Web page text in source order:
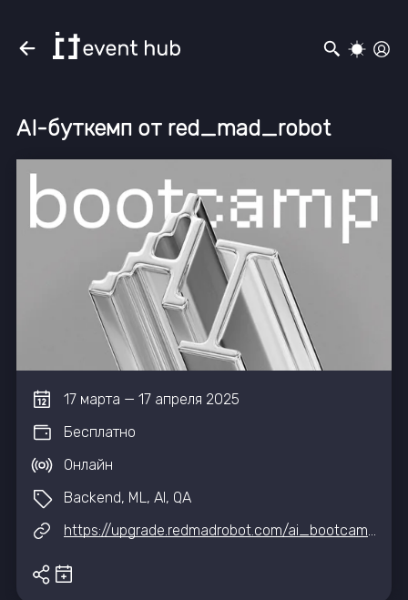
AI-буткемп от red_mad_robot
17 марта — 17 апреля 2025
Бесплатно
Онлайн
Backend, ML, AI, QA
https://upgrade.redmadrobot.com/ai_bootcamp?utm_source=tg&utm_medium=cpc&utm_campaign=iteventhub